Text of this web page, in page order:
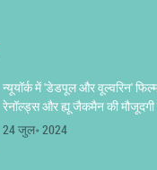
न्यूयॉर्क में 'डेडपूल और वूल्वरिन'
रेनॉल्ड्स और ह्यू जैकमैन की मौजूदगी
24 जुल॰ 2024